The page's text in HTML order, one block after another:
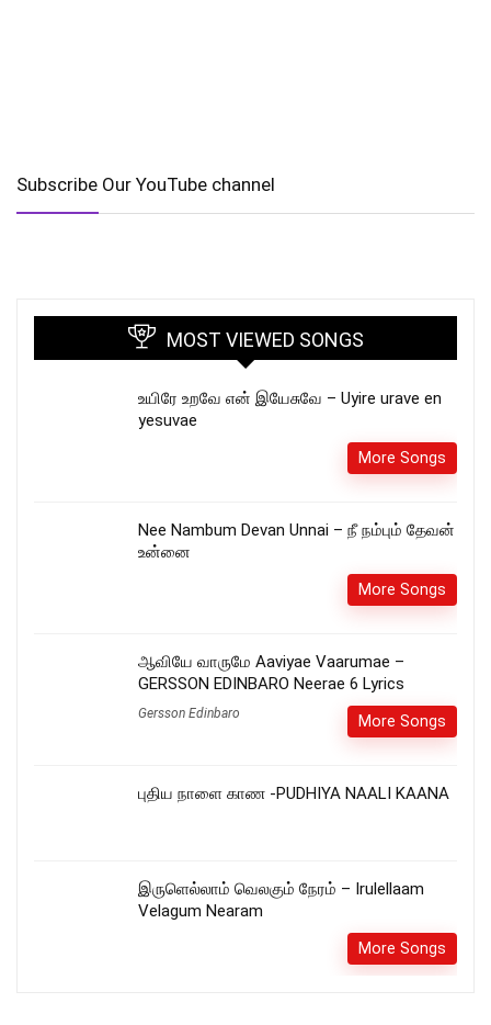
Subscribe Our YouTube channel
MOST VIEWED SONGS
உயிரே உறவே என் இயேசுவே – Uyire urave en
yesuvae
More Songs
Nee Nambum Devan Unnai – நீ நம்பும் தேவன்
உன்னை
More Songs
ஆவியே வாருமே Aaviyae Vaarumae –
GERSSON EDINBARO Neerae 6 Lyrics
Gersson Edinbaro More Songs
புதிய நாளை காண -PUDHIYA NAALI KAANA
இருளெல்லாம் வெலகும் நேரம் – Irulellaam
Velagum Nearam
More Songs